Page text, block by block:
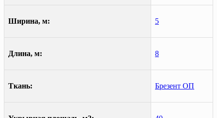
Ширина, м: 5
Длина, м: 8
Ткань: Брезент ОП